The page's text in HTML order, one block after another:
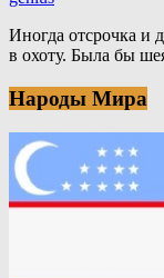
Иногда отсрочка и
в охоту. Была бы
Народы Мира